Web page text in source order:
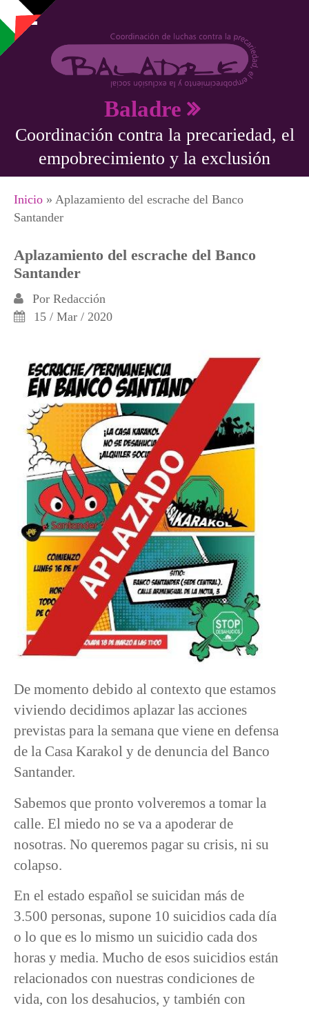
Pasar al contenido principal
Baladre
Coordinación contra la precariedad, el
empobrecimiento y la exclusión
Se encuentra usted aquí
Inicio » Aplazamiento del escrache del Banco
Santander
Aplazamiento del escrache del Banco
Santander
Por Redacción
15 / Mar / 2020
De momento debido al contexto que estamos
viviendo decidimos aplazar las acciones
previstas para la semana que viene en defensa
de la Casa Karakol y de denuncia del Banco
Santander.
Sabemos que pronto volveremos a tomar la
calle. El miedo no se va a apoderar de
nosotras. No queremos pagar su crisis, ni su
colapso.
En el estado español se suicidan más de
3.500 personas, supone 10 suicidios cada día
o lo que es lo mismo un suicidio cada dos
horas y media. Mucho de esos suicidios están
relacionados con nuestras condiciones de
vida, con los desahucios, y también con